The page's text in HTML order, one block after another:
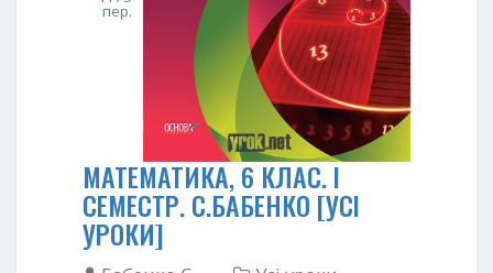
пер.
МАТЕМАТИКА, 6 КЛАС. І
СЕМЕСТР. С.БАБЕНКО [УСІ
УРОКИ]